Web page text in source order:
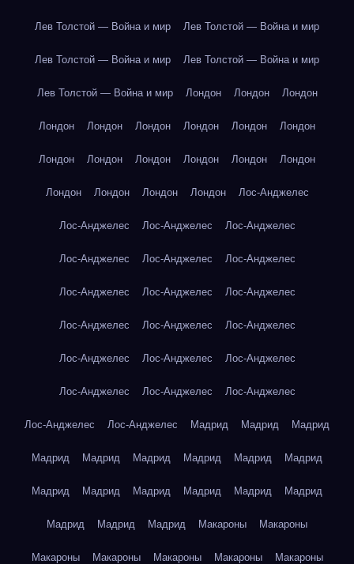
Лев Толстой — Война и мир Лев Толстой — Война и мир
Лев Толстой — Война и мир Лев Толстой — Война и мир
Лев Толстой — Война и мир Лондон Лондон Лондон
Лондон Лондон Лондон Лондон Лондон Лондон
Лондон Лондон Лондон Лондон Лондон Лондон
Лондон Лондон Лондон Лондон Лос-Анджелес
Лос-Анджелес Лос-Анджелес Лос-Анджелес
Лос-Анджелес Лос-Анджелес Лос-Анджелес
Лос-Анджелес Лос-Анджелес Лос-Анджелес
Лос-Анджелес Лос-Анджелес Лос-Анджелес
Лос-Анджелес Лос-Анджелес Лос-Анджелес
Лос-Анджелес Лос-Анджелес Лос-Анджелес
Лос-Анджелес Лос-Анджелес Мадрид Мадрид Мадрид
Мадрид Мадрид Мадрид Мадрид Мадрид Мадрид
Мадрид Мадрид Мадрид Мадрид Мадрид Мадрид
Мадрид Мадрид Мадрид Макароны Макароны
Макароны Макароны Макароны Макароны Макароны